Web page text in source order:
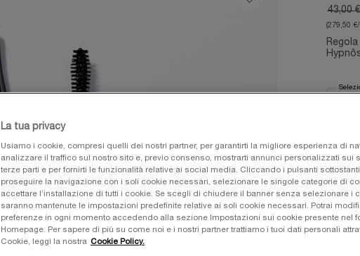
Old
43,00 €
New
(279,50
All
01
La tua privacy
Usiamo i cookie, compresi quelli dei nostri partner, per garantirti la migliore esperienza di
analizzare il traffico sul nostro sito e, previo consenso, mostrarti annunci personalizzati sui
terze parti e per fornirti le funzionalità relative ai social media. Cliccando i pulsanti
proseguire la navigazione con i soli cookie necessari, selezionare le singole categorie di
accettare l’installazione di tutti i cookie. Se scegli di chiudere il banner senza selezionare i
saranno mantenute le impostazioni predefinite relative ai soli cookie necessari. Potrai
preferenze in ogni momento accedendo alla sezione Impostazioni sui cookie presente nel
Homepage. Per sapere di più su come noi e i nostri partner trattiamo i tuoi dati personali
Cookie, leggi la nostra Cookie Policy.